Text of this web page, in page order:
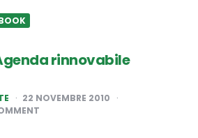
rinnovabile
22 NOVEMBRE 2010